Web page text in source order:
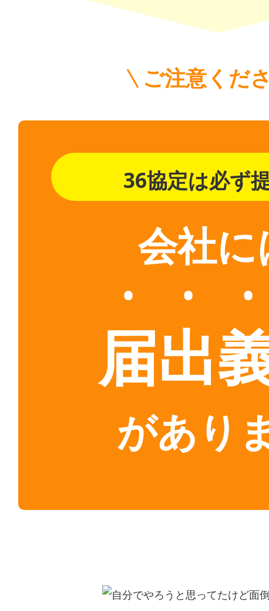
ご注意くだ
36協定は必ず
会社に
届出
があり